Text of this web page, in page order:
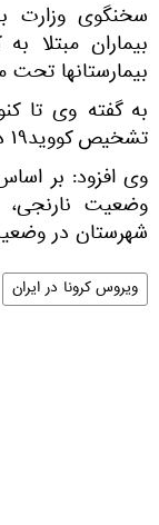
بیمارستانها تحت
تشخیص کووید۱۹ در کشور انجام شده است.
شهرستان در
ویروس کرونا در ایران